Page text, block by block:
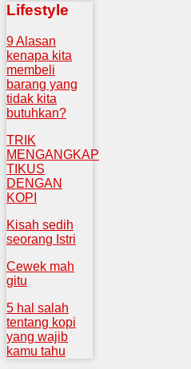
Lifestyle
9 Alasan
kenapa kita
membeli
barang yang
tidak kita
butuhkan?
TRIK
MENGANGKAP
TIKUS
DENGAN
KOPI
Kisah sedih
seorang Istri
Cewek mah
gitu
5 hal salah
tentang kopi
yang wajib
kamu tahu